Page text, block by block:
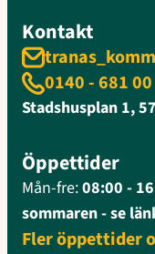
Kontakt
0140 - 681 00
Stadshusplan 1,
Öppettider
Mån-fre:08:00 -
sommaren - se
Fler öppettider